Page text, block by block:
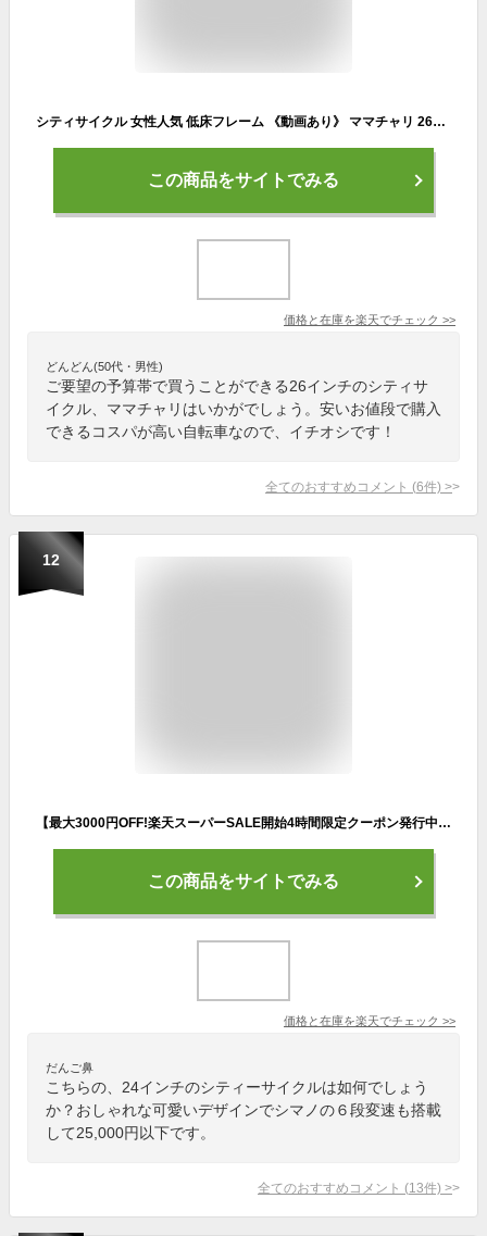
シティサイクル 女性人気 低床フレーム 《動画あり》 ママチャリ 26インチ 全5色 カゴ付 ライト 鍵 シマノ製6段変速 折りたたみ自転車 自転車 メンズ レディース 女の子 ☆ プレゼント ギフト 卒園 卒業 入園 入学 新生活 防災
この商品をサイトでみる
価格と在庫を楽天でチェック >>
どんどん(50代・男性)
ご要望の予算帯で買うことができる26インチのシティサ
イクル、ママチャリはいかがでしょう。安いお値段で購入
できるコスパが高い自転車なので、イチオシです！
全てのおすすめコメント (6件) >
12
【最大3000円OFF!楽天スーパーSALE開始4時間限定クーポン発行中!】【東京・神奈川・大阪送料無料！】【完成品配送】自転車 24インチ おしゃれ 女の子大人も子供も Lupinus(ルピナス)LP-246VD-Kシティサイクル ダイナモライト・シマノ製6段変速
この商品をサイトでみる
価格と在庫を楽天でチェック >>
だんご鼻
こちらの、24インチのシティーサイクルは如何でしょう
か？おしゃれな可愛いデザインでシマノの６段変速も搭載
して25,000円以下です。
全てのおすすめコメント (13件) >